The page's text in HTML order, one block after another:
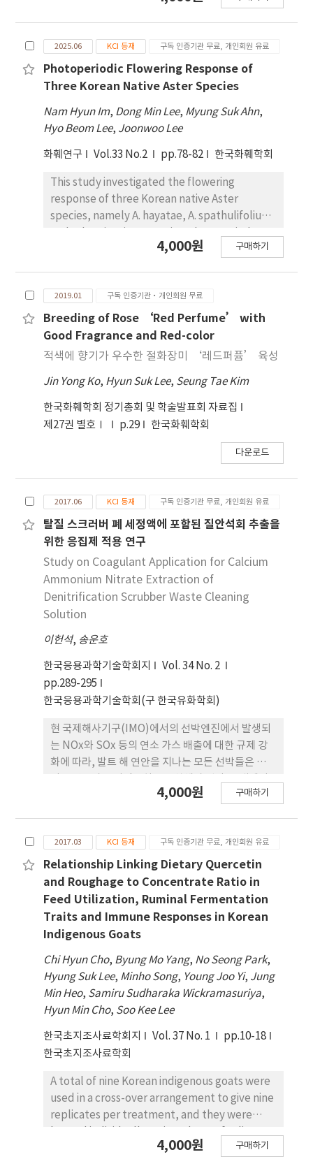
통과 뚜렷이 구분 되는 향기 패턴을 보였다. 또한
‘RosaScentNIHHS1’과 모부본 품종인 ‘위스
퍼’ 꽃잎의 휘발성 화합물을 헤드스페이스-고체상
량분석기(GC-MS) 를 이용하여 분석하였다.
‘RosaScentNIHHS1’의 주요 휘발성 화합물은
3,5-dimethoxytoluene, citronellol, geraniol
3,5-dimethoxytoluene 및 cis-3-hexenyl
acetate, 4-vinyl anisole이었다. 두 계통 은 화합물
조성과 각 성분의 상대 성분비에서 상당한 차이를 나
타냈다. 본 연구 결과는 향기 특성을 기반으로 한 천연
화훼 자원 개발을 위한 기초 자료로 활용될 수 있을 것
2025.06 KCI 등재 구독 인증기관 무료, 개인회원 유료
Photoperiodic Flowering Response of
Three Korean Native Aster Species
Nam Hyun Im, Dong Min Lee, Myung Suk Ahn,
Hyo Beom Lee, Joonwoo Lee
화훼연구 Vol.33 No.2 pp.78-82 한국화훼학회
This study investigated the flowering
response of three Korean native Aster
species, namely A. hayatae, A. spathulifolius,
Three-month-old plants propagated from
hayatae flowered under all conditions, with
flowering rates of 92%, 85%, 65%, and 27%
under 9-, 12-, 14-, and 16-h photoperiods,
respectively. Flowering in A. hayatae was
classifying it as a facultative short-day plant.
Aster spathulifolius flowered only under 9-
and 12-h photoperiods, with no significant
difference between these treatments,
suggesting that the species is an obligate
short-day plant. However, given the low A.
13% under 9- and 12-h photoperiods,
respectively, further research is required.
Aster koraiensis did not flower under any
requirements or juvenility. These findings
offer valuable insights into the photoperiodic
flowering responses of these three Korean
native Aster species, enhancing our
understanding of their ecological traits and
4,000원 구매하기
2019.01 구독 인증기관·개인회원 무료
Breeding of Rose ‘Red Perfume’ with
Good Fragrance and Red-color
적색에 향기가 우수한 절화장미 ‘레드퍼퓸’ 육성
Jin Yong Ko, Hyun Suk Lee, Seung Tae Kim
한국화훼학회 정기총회 및 학술발표회 자료집
제27권 별호Ⅰ
p.29 한국화훼학회
다운로드
2017.06 KCI 등재 구독 인증기관 무료, 개인회원 유료
탈질 스크러버 폐 세정액에 포함된 질안석회 추출을
위한 응집제 적용 연구
Study on Coagulant Application for Calcium
Ammonium Nitrate Extraction of
Denitrification Scrubber Waste Cleaning
Solution
이헌석, 송운호
한국응용과학기술학회지
Vol. 34 No. 2
pp.289-295
한국응용과학기술학회(구 한국유화학회)
현 국제해사기구(IMO)에서의 선박엔진에서 발생되
는 NOx와 SOx 등의 연소 가스 배출에 대한 규제 강
화에 따라, 발트 해 연안을 지나는 모든 선박들은 배출
도 IMO의 규제에 따른 NOx와 SOx를 저감장치를 개
사용된 폐 세정액에는 NOx와 SOx 와 반응한 질산암
모늄과 황산암모늄이 포함되어 있다. 본 연구에서는
폐 세정액이 포함하고 있는 유용한 부산물을 유기용
매를 사용하는 염석법을 적용하여 회수하였다. 질산
암모늄과 황산암모늄의 회수방법과 질안석회를 추출
후 회수된 부산물의 정성분석을 위하여, FT-IR 분석
해 보았다. 한편 응집제를 투입하여 질안석회를 침전
시켜 비료상의 물질로 회수하였 다. FeSO4 응집제와
CaCl2를 응집보조제로 사용하고 입자의 크기를 키우
기 위해 CaCO3를 사용하였다.
4,000원 구매하기
2017.03 KCI 등재 구독 인증기관 무료, 개인회원 유료
Relationship Linking Dietary Quercetin
and Roughage to Concentrate Ratio in
Feed Utilization, Ruminal Fermentation
Traits and Immune Responses in Korean
Indigenous Goats
Chi Hyun Cho, Byung Mo Yang, No Seong Park,
Hyung Suk Lee, Minho Song, Young Joo Yi, Jung
Min Heo, Samiru Sudharaka Wickramasuriya,
Hyun Min Cho, Soo Kee Lee
한국초지조사료학회지 Vol. 37 No. 1
pp.10-18
한국초지조사료학회
A total of nine Korean indigenous goats were
used in a cross-over arrangement to give nine
replicates per treatment, and they were
treatments. Nine treatments were 0, 500,
4,000원 구매하기